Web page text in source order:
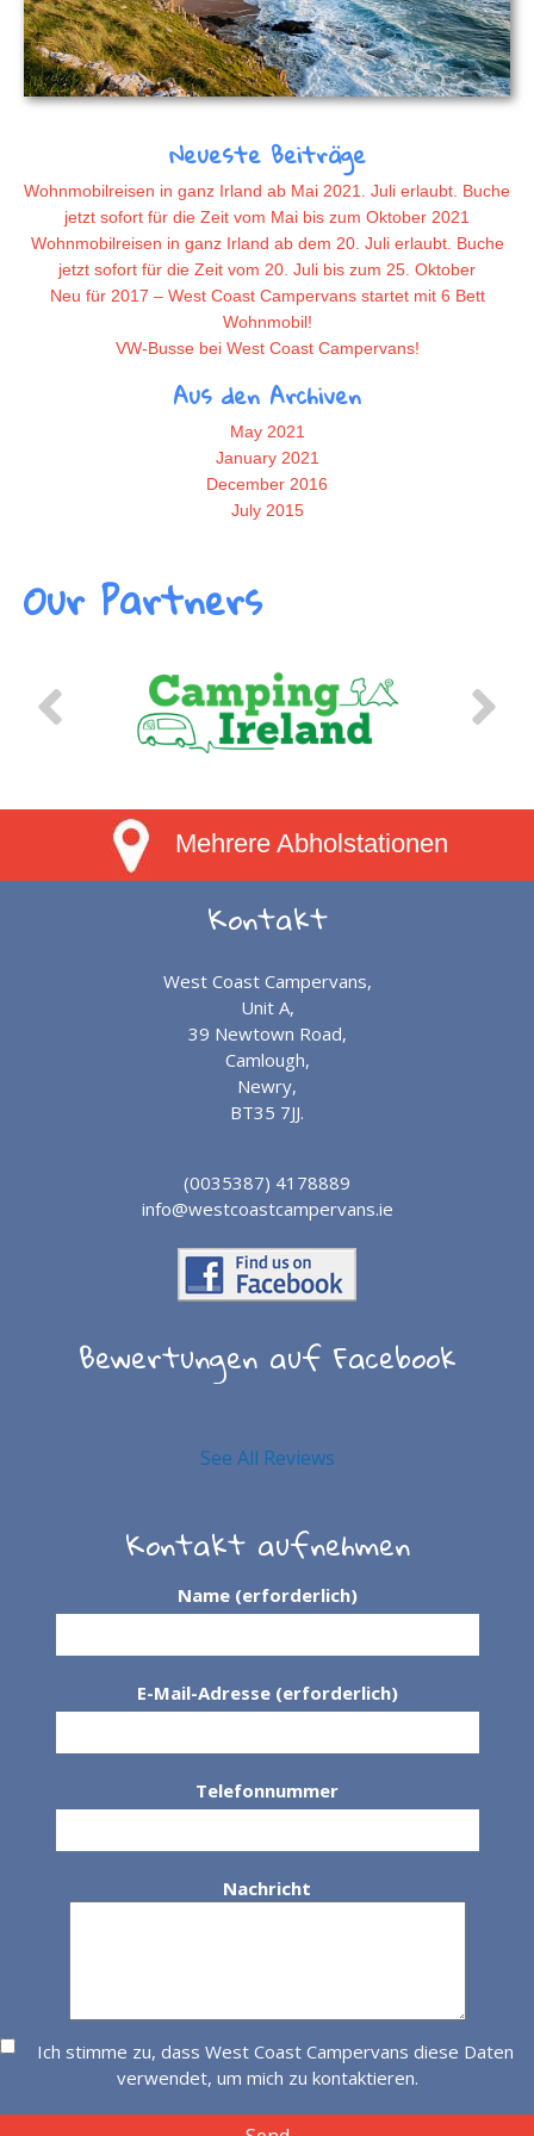
Neueste Beiträge
Wohnmobilreisen in ganz Irland ab Mai 2021. Juli erlaubt. Buche
jetzt sofort für die Zeit vom Mai bis zum Oktober 2021
Wohnmobilreisen in ganz Irland ab dem 20. Juli erlaubt. Buche
jetzt sofort für die Zeit vom 20. Juli bis zum 25. Oktober
Neu für 2017 – West Coast Campervans startet mit 6 Bett
Wohnmobil!
VW-Busse bei West Coast Campervans!
Aus den Archiven
May 2021
January 2021
December 2016
July 2015
Our Partners
Mehrere Abholstationen
Kontakt
West Coast Campervans,
Unit A,
39 Newtown Road,
Camlough,
Newry,
BT35 7JJ.
(0035387) 4178889
info@westcoastcampervans.ie
Bewertungen auf Facebook
See All Reviews
Kontakt aufnehmen
Name (erforderlich)
E-Mail-Adresse (erforderlich)
Telefonnummer
Nachricht
Ich stimme zu, dass West Coast Campervans diese Daten
verwendet, um mich zu kontaktieren.